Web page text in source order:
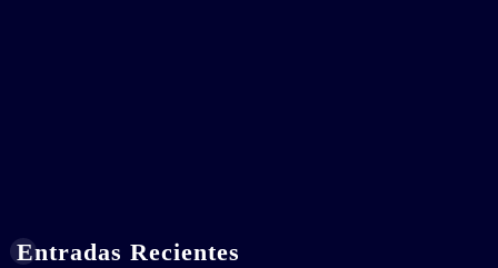
Entradas Recientes